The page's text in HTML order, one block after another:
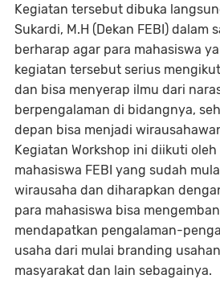
Kegiatan tersebut dibuka
Sukardi, M.H (Dekan FEBI) dalam
berharap agar para mahasiswa
kegiatan tersebut serius
dan bisa menyerap ilmu dari
berpengalaman di bidangnya,
depan bisa menjadi
Kegiatan Workshop ini diikuti
mahasiswa FEBI yang sudah
wirausaha dan diharapkan
para mahasiswa bisa
mendapatkan pengalaman-
usaha dari mulai branding
masyarakat dan lain sebagainya.